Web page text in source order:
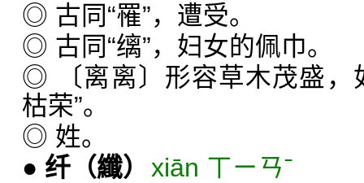
◎ 古同“罹”，遭受。
◎ 古同“缡”，妇女的佩巾。
◎ 〔离离〕形容草木茂盛，
枯荣”。
◎ 姓。
● 纤 （纖） xiān ㄒㄧㄢˉ